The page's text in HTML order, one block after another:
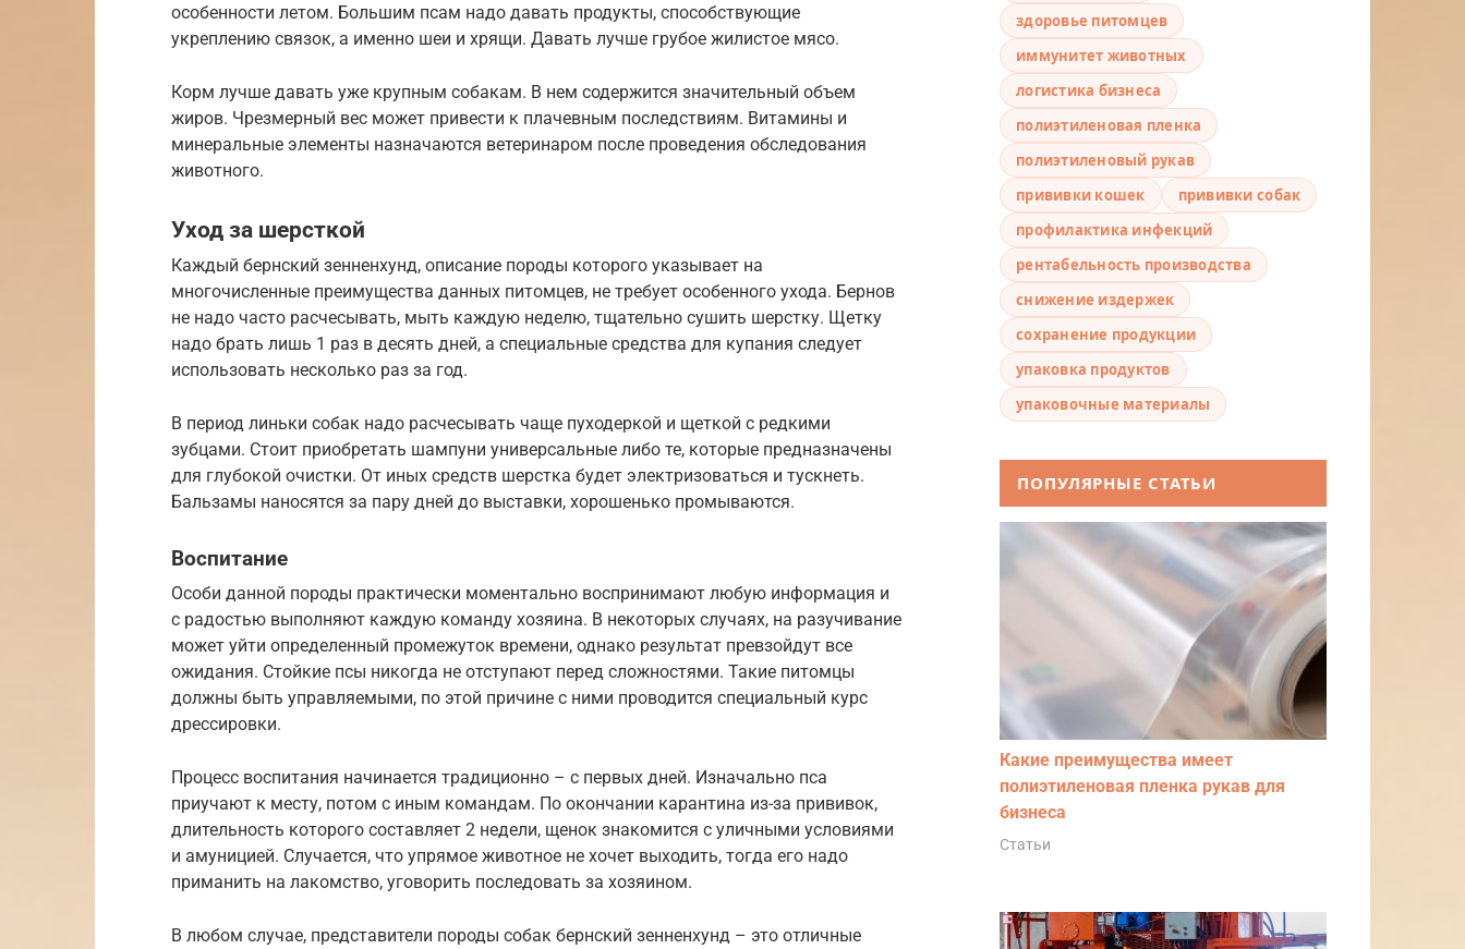
особенности летом. Большим псам надо давать продукты, способствующие
укреплению связок, а именно шеи и хрящи. Давать лучше грубое жилистое мясо.
Корм лучше давать уже крупным собакам. В нем содержится значительный объем
жиров. Чрезмерный вес может привести к плачевным последствиям. Витамины и
минеральные элементы назначаются ветеринаром после проведения обследования
животного.
Уход за шерсткой
Каждый бернский зенненхунд, описание породы которого указывает на
многочисленные преимущества данных питомцев, не требует особенного ухода. Бернов
не надо часто расчесывать, мыть каждую неделю, тщательно сушить шерстку. Щетку
надо брать лишь 1 раз в десять дней, а специальные средства для купания следует
использовать несколько раз за год.
В период линьки собак надо расчесывать чаще пуходеркой и щеткой с редкими
зубцами. Стоит приобретать шампуни универсальные либо те, которые предназначены
для глубокой очистки. От иных средств шерстка будет электризоваться и тускнеть.
Бальзамы наносятся за пару дней до выставки, хорошенько промываются.
Воспитание
Особи данной породы практически моментально воспринимают любую информация и
с радостью выполняют каждую команду хозяина. В некоторых случаях, на разучивание
может уйти определенный промежуток времени, однако результат превзойдут все
ожидания. Стойкие псы никогда не отступают перед сложностями. Такие питомцы
должны быть управляемыми, по этой причине с ними проводится специальный курс
дрессировки.
Процесс воспитания начинается традиционно – с первых дней. Изначально пса
приучают к месту, потом с иным командам. По окончании карантина из-за прививок,
длительность которого составляет 2 недели, щенок знакомится с уличными условиями
и амуницией. Случается, что упрямое животное не хочет выходить, тогда его надо
приманить на лакомство, уговорить последовать за хозяином.
В любом случае, представители породы собак бернский зенненхунд – это отличные
здоровье питомцев
иммунитет животных
логистика бизнеса
полиэтиленовая пленка
полиэтиленовый рукав
прививки кошек
прививки собак
профилактика инфекций
рентабельность производства
снижение издержек
сохранение продукции
упаковка продуктов
упаковочные материалы
ПОПУЛЯРНЫЕ СТАТЬИ
Какие преимущества имеет
полиэтиленовая пленка рукав для
бизнеса
Статьи